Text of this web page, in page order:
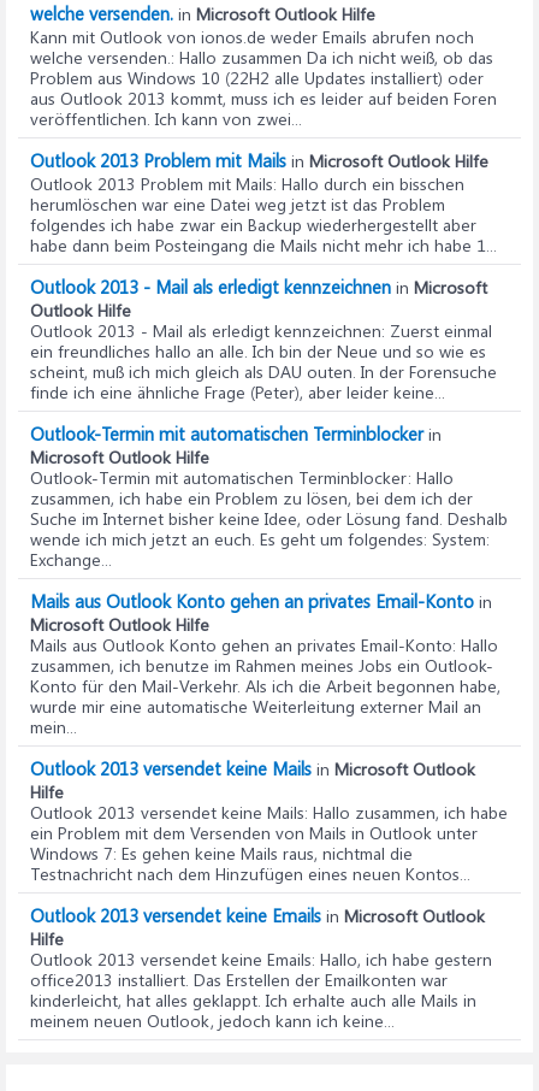
welche versenden. in Microsoft Outlook Hilfe
Kann mit Outlook von ionos.de weder Emails abrufen noch
welche versenden.: Hallo zusammen Da ich nicht weiß, ob das
Problem aus Windows 10 (22H2 alle Updates installiert) oder
aus Outlook 2013 kommt, muss ich es leider auf beiden Foren
veröffentlichen. Ich kann von zwei...
Outlook 2013 Problem mit Mails in Microsoft Outlook Hilfe
Outlook 2013 Problem mit Mails: Hallo durch ein bisschen
herumlöschen war eine Datei weg jetzt ist das Problem
folgendes ich habe zwar ein Backup wiederhergestellt aber
habe dann beim Posteingang die Mails nicht mehr ich habe 1...
Outlook 2013 - Mail als erledigt kennzeichnen in Microsoft
Outlook Hilfe
Outlook 2013 - Mail als erledigt kennzeichnen: Zuerst einmal
ein freundliches hallo an alle. Ich bin der Neue und so wie es
scheint, muß ich mich gleich als DAU outen. In der Forensuche
finde ich eine ähnliche Frage (Peter), aber leider keine...
Outlook-Termin mit automatischen Terminblockerin
Microsoft Outlook Hilfe
Outlook-Termin mit automatischen Terminblocker: Hallo
zusammen, ich habe ein Problem zu lösen, bei dem ich der
Suche im Internet bisher keine Idee, oder Lösung fand. Deshalb
wende ich mich jetzt an euch. Es geht um folgendes: System:
Exchange...
Mails aus Outlook Konto gehen an privates Email-Konto in
Microsoft Outlook Hilfe
Mails aus Outlook Konto gehen an privates Email-Konto: Hallo
zusammen, ich benutze im Rahmen meines Jobs ein Outlook-
Konto für den Mail-Verkehr. Als ich die Arbeit begonnen habe,
wurde mir eine automatische Weiterleitung externer Mail an
mein...
Outlook 2013 versendet keine Mails in Microsoft Outlook
Hilfe
Outlook 2013 versendet keine Mails: Hallo zusammen, ich habe
ein Problem mit dem Versenden von Mails in Outlook unter
Windows 7: Es gehen keine Mails raus, nichtmal die
Testnachricht nach dem Hinzufügen eines neuen Kontos...
Outlook 2013 versendet keine Emails in Microsoft Outlook
Hilfe
Outlook 2013 versendet keine Emails: Hallo, ich habe gestern
office2013 installiert. Das Erstellen der Emailkonten war
kinderleicht, hat alles geklappt. Ich erhalte auch alle Mails in
meinem neuen Outlook, jedoch kann ich keine...